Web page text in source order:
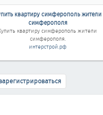
квартиру симферополь жители
симферополя
квартиру симферополь жители
симферополя.
интерстрой.рф